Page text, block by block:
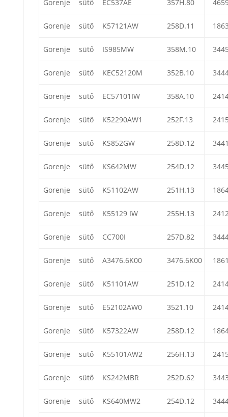
Gorenje sütő EC537AE 357H.80
Gorenje sütő K57121AW 258D.11
Gorenje sütő IS985MW 358M.10
Gorenje sütő KEC52120M 352B.10
Gorenje sütő EC57101IW 358A.10
Gorenje sütő K52290AW1 252F.13
Gorenje sütő KS852GW 258D.12
Gorenje sütő KS642MW 254D.12
Gorenje sütő K51102AW 251H.13
Gorenje sütő K55129 IW 255H.13
Gorenje sütő CC700I 257D.82
Gorenje sütő A3476.6K00 3476.6K00
Gorenje sütő K51101AW 251D.12
Gorenje sütő E52102AW0 3521.10
Gorenje sütő K57322AW 258D.12
Gorenje sütő K55101AW2 256H.13
Gorenje sütő KS242MBR 252D.62
Gorenje sütő KS640MW2 254D.12